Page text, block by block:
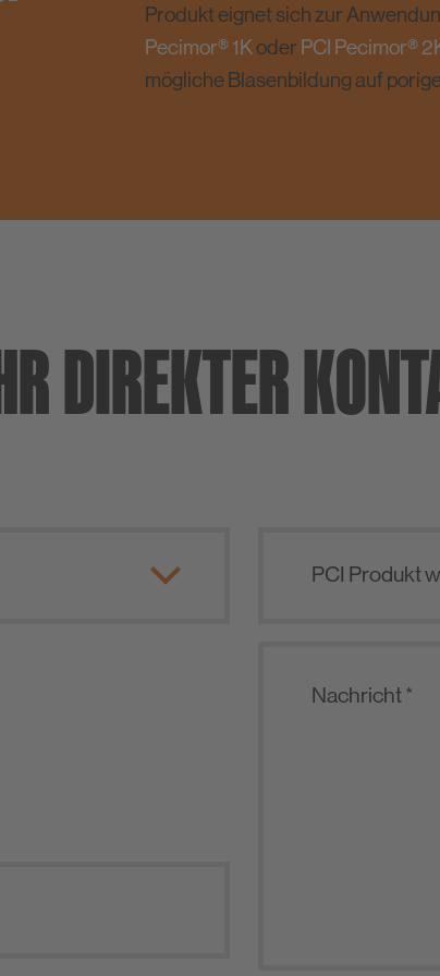
Produkt eignet sich zur
Pecimor® 1Koder PCI Pecimor®
mögliche Blasenbildung auf
DIREKTER